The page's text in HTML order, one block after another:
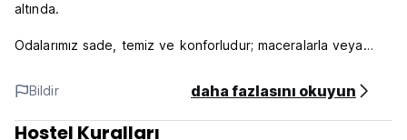
altında.
Odalarımız sade, temiz ve konforludur; maceralarla veya
şey. Cancun'un sunduğu tüm turistik mekanlara yakın
olurken, ev konforunun keyfini çıkarın!
Tekne Evi - Şartlar ve Koşullar:
Bildir daha fazlasını okuyun
Hostel Kuralları